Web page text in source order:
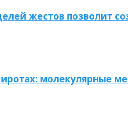
жестов позволит
молекулярные